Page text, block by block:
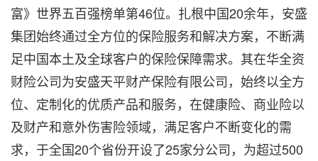
富》世界五百强榜单第46位。扎根中国20余年，安盛
集团始终通过全方位的保险服务和解决方案，不断满
足中国本土及全球客户的保险保障需求。其在华全资
财险公司为安盛天平财产保险有限公司，始终以全方
位、定制化的优质产品和服务，在健康险、商业险以
及财产和意外伤害险领域，满足客户不断变化的需
求，于全国20个省份开设了25家分公司，为超过500